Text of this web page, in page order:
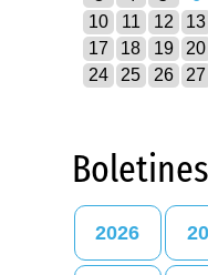
10
11 12 13
17
18 19 20
24
25 26 27
Boletines
2026